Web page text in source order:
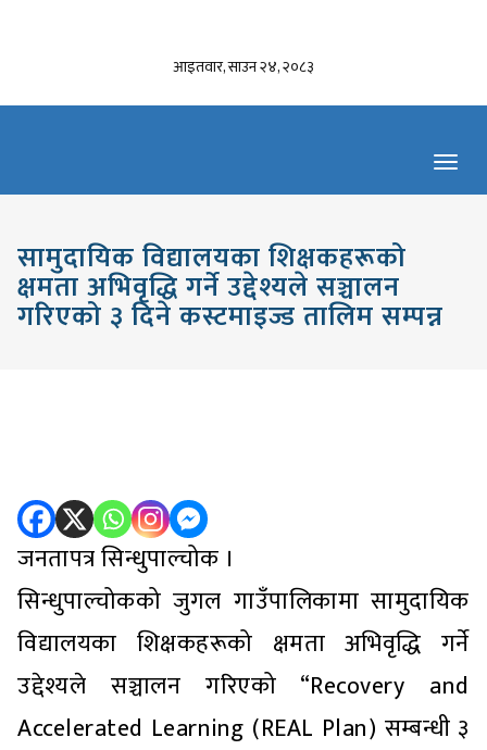
आइतवार, साउन २४, २०८३
सामुदायिक विद्यालयका शिक्षकहरूको
क्षमता अभिवृद्धि गर्ने उद्देश्यले सञ्चालन
गरिएको ३ दिने कस्टमाइज्ड तालिम सम्पन्न
जनतापत्र सिन्धुपाल्चोक ।
सिन्धुपाल्चोकको जुगल गाउँपालिकामा सामुदायिक
विद्यालयका शिक्षकहरूको क्षमता अभिवृद्धि गर्ने
उद्देश्यले सञ्चालन गरिएको “Recovery and
Accelerated Learning (REAL Plan) सम्बन्धी ३